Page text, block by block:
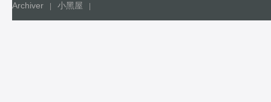
Archiver 小黑屋